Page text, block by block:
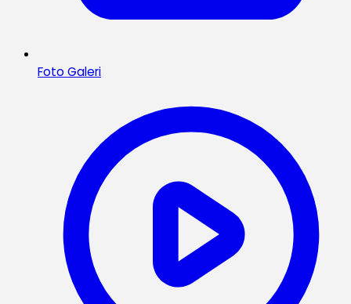
Foto Galeri